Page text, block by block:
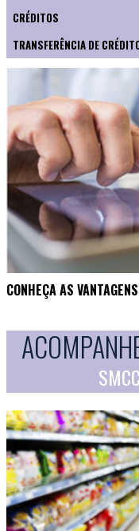
CRÉDITOS
TRANSFERÊNCIA DE
CONHEÇA AS